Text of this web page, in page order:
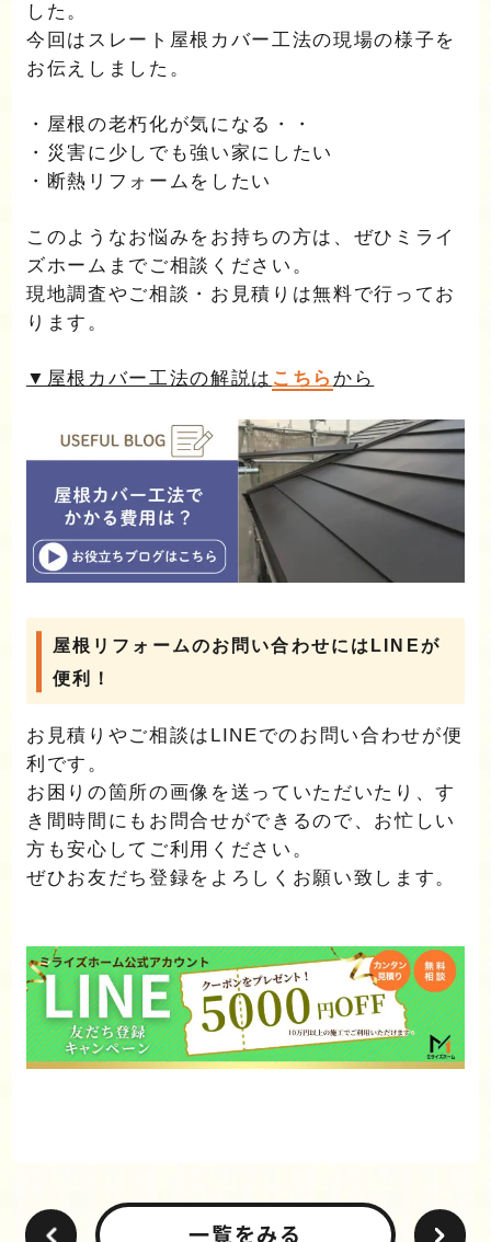
した。
今回はスレート屋根カバー工法の現場の様子を
お伝えしました。
・屋根の老朽化が気になる・・
・災害に少しでも強い家にしたい
・断熱リフォームをしたい
このようなお悩みをお持ちの方は、ぜひミライ
ズホームまでご相談ください。
現地調査やご相談・お見積りは無料で行ってお
ります。
▼屋根カバー工法の解説は こちら から
屋根リフォームのお問い合わせにはLINEが
便利！
お見積りやご相談はLINEでのお問い合わせが便
利です。
お困りの箇所の画像を送っていただいたり、す
き間時間にもお問合せができるので、お忙しい
方も安心してご利用ください。
ぜひお友だち登録をよろしくお願い致します。
一覧をみる